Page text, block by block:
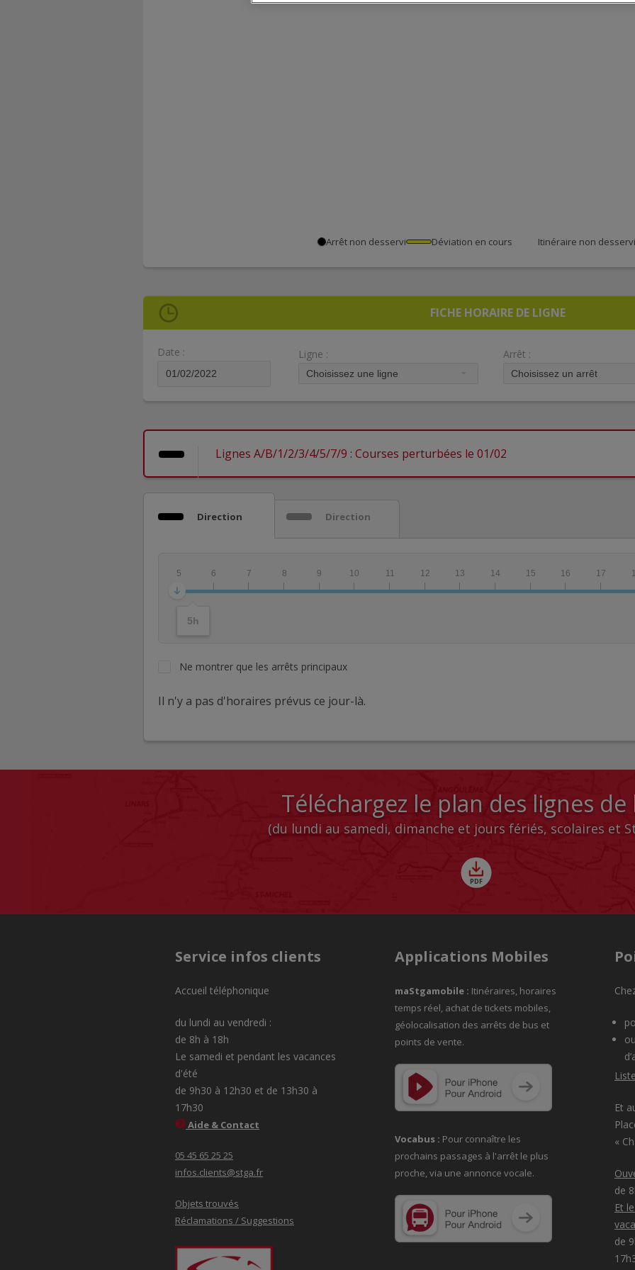
Arrêt non desservi Déviation en cours Itinéraire non desservi
FICHE HORAIRE DE LIGNE
Date : Ligne : Arrêt :
Lignes A/B/1/2/3/4/5/7/9 : Courses perturbées le 01/02
Direction Direction
5h
5 6 7 8 9 10 11 12 13 14 15 16 17
Ne montrer que les arrêts principaux
Il n'y a pas d'horaires prévus ce jour-là.
Téléchargez le plan des lignes de
(du lundi au samedi, dimanche et jours fériés, scolaires et
Service infos clients
Accueil téléphonique
du lundi au vendredi :
de 8h à 18h
Le samedi et pendant les vacances
d'été
de 9h30 à 12h30 et de 13h30 à
17h30
Aide & Contact
05 45 65 25 25
infos.clients@stga.fr
Objets trouvés
Réclamations / Suggestions
Applications Mobiles
maStgamobile : Itinéraires, horaires
temps réel, achat de tickets mobiles,
géolocalisation des arrêts de bus et
points de vente.
Vocabus : Pour connaître les
prochains passages à l'arrêt le plus
proche, via une annonce vocale.
Et
«
de
Et
de